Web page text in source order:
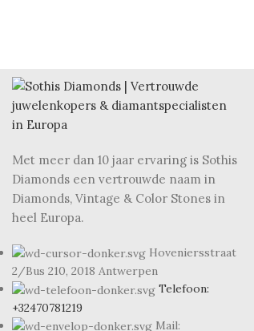
Met meer dan 10 jaar ervaring is Sothis
Diamonds een vertrouwde naam in
Diamonds, Vintage & Color Stones in
heel Europa.
Hoveniersstraat
2/Bus 210, 2018 Antwerpen
Telefoon:
+32470781219
Mail: